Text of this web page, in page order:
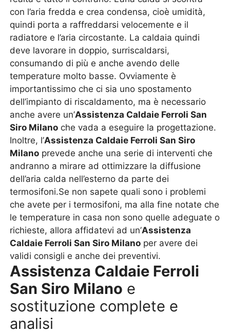
con l’aria fredda e crea condensa, cioè umidità,
quindi porta a raffreddarsi velocemente e il
radiatore e l’aria circostante. La caldaia quindi
deve lavorare in doppio, surriscaldarsi,
consumando di più e anche avendo delle
temperature molto basse. Ovviamente è
importantissimo che ci sia uno spostamento
dell’impianto di riscaldamento, ma è necessario
anche avere un’Assistenza Caldaie Ferroli San
Siro Milano che vada a eseguire la progettazione.
Inoltre, l’Assistenza Caldaie Ferroli San Siro
Milano prevede anche una serie di interventi che
andranno a mirare ad ottimizzare la diffusione
dell’aria calda nell’esterno da parte dei
termosifoni.Se non sapete quali sono i problemi
che avete per i termosifoni, ma alla fine notate che
le temperature in casa non sono quelle adeguate o
richieste, allora affidatevi ad un’Assistenza
Caldaie Ferroli San Siro Milano per avere dei
validi consigli e anche dei preventivi.
Assistenza Caldaie Ferroli
San Siro Milano e
sostituzione complete e
analisi